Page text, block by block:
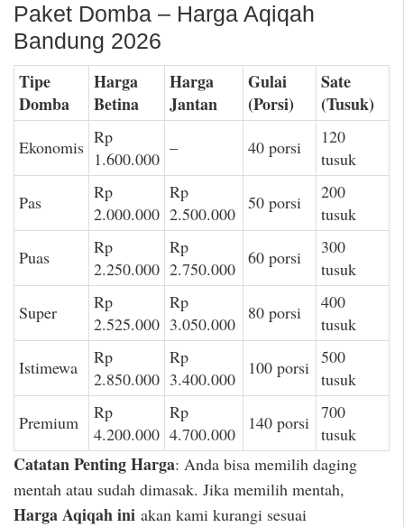
Paket Domba – Harga Aqiqah
Bandung 2026
Tipe
Domba
Harga
Betina
Harga
Jantan
Gulai
(Porsi)
Sate
(Tusuk)
Ekonomis Rp
1.600.000
– 40 porsi
120
tusuk
Pas
Rp
2.000.000
Rp
2.500.000
50 porsi
200
tusuk
Puas
Rp
2.250.000
Rp
2.750.000
60 porsi
300
tusuk
Super
Rp
2.525.000
Rp
3.050.000
80 porsi
400
tusuk
Istimewa
Rp
2.850.000
Rp
3.400.000
100 porsi 500
tusuk
Premium
Rp
4.200.000
Rp
4.700.000
140 porsi 700
tusuk
Catatan Penting Harga: Anda bisa memilih daging
mentah atau sudah dimasak. Jika memilih mentah,
Harga Aqiqah ini akan kami kurangi sesuai